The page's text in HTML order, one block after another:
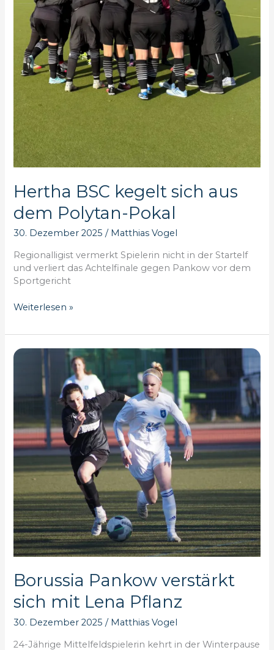
Hertha BSC kegelt sich aus
dem Polytan-Pokal
30. Dezember 2025/ Matthias Vogel
Regionalligist vermerkt Spielerin nicht in der Startelf
und verliert das Achtelfinale gegen Pankow vor dem
Sportgericht
Hertha
kegelt
aus
Polytan-
Pokal
Weiterlesen »
Borussia Pankow verstärkt
sich mit Lena Pflanz
30. Dezember 2025/ Matthias Vogel
24-Jährige Mittelfeldspielerin kehrt in der Winterpause